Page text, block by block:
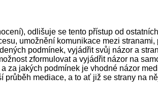
odlišuje se tento přístup od
umožnění komunikace mezi
podmínek, vyjádřit svůj názor a
zformulovat a vyjádřit názor na
jakých podmínek je vhodné názor
mediace, a to ať již se strany na